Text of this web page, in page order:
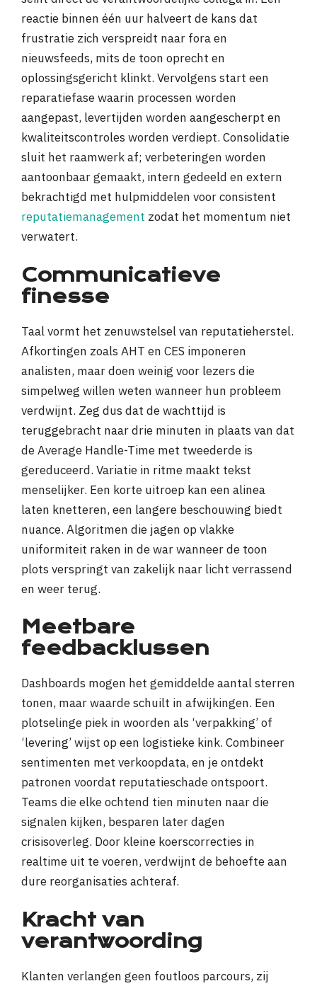
reactie binnen één uur halveert de kans dat
frustratie zich verspreidt naar fora en
nieuwsfeeds, mits de toon oprecht en
oplossingsgericht klinkt. Vervolgens start een
reparatiefase waarin processen worden
aangepast, levertijden worden aangescherpt en
kwaliteitscontroles worden verdiept. Consolidatie
sluit het raamwerk af; verbeteringen worden
aantoonbaar gemaakt, intern gedeeld en extern
bekrachtigd met hulpmiddelen voor consistent
reputatiemanagement zodat het momentum niet
verwatert.
Communicatieve
finesse
Taal vormt het zenuwstelsel van reputatieherstel.
Afkortingen zoals AHT en CES imponeren
analisten, maar doen weinig voor lezers die
simpelweg willen weten wanneer hun probleem
verdwijnt. Zeg dus dat de wachttijd is
teruggebracht naar drie minuten in plaats van dat
de Average Handle-Time met tweederde is
gereduceerd. Variatie in ritme maakt tekst
menselijker. Een korte uitroep kan een alinea
laten knetteren, een langere beschouwing biedt
nuance. Algoritmen die jagen op vlakke
uniformiteit raken in de war wanneer de toon
plots verspringt van zakelijk naar licht verrassend
en weer terug.
Meetbare
feedbacklussen
Dashboards mogen het gemiddelde aantal sterren
tonen, maar waarde schuilt in afwijkingen. Een
plotselinge piek in woorden als ‘verpakking’ of
‘levering’ wijst op een logistieke kink. Combineer
sentimenten met verkoopdata, en je ontdekt
patronen voordat reputatieschade ontspoort.
Teams die elke ochtend tien minuten naar die
signalen kijken, besparen later dagen
crisisoverleg. Door kleine koerscorrecties in
realtime uit te voeren, verdwijnt de behoefte aan
dure reorganisaties achteraf.
Kracht van
verantwoording
Klanten verlangen geen foutloos parcours, zij